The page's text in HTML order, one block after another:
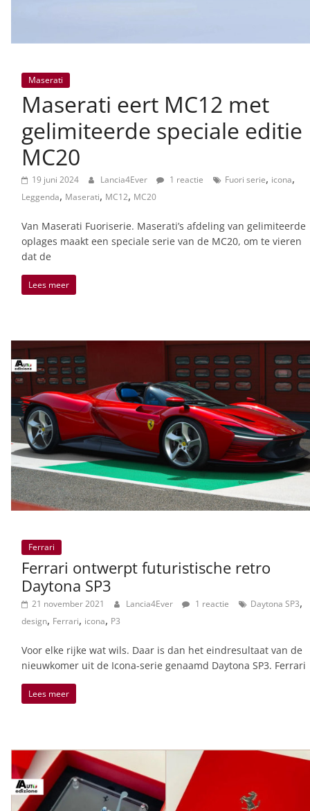
Maserati
Maserati eert MC12 met
gelimiteerde speciale editie
MC20
19 juni 2024 Lancia4Ever 1 reactie Fuori serie, icona,
Leggenda, Maserati, MC12, MC20
Van Maserati Fuoriserie. Maserati’s afdeling van gelimiteerde
oplages maakt een speciale serie van de MC20, om te vieren
dat de
Lees meer
Ferrari
Ferrari ontwerpt futuristische retro
Daytona SP3
21 november 2021 Lancia4Ever 1 reactie Daytona SP3,
design, Ferrari, icona, P3
Voor elke rijke wat wils. Daar is dan het eindresultaat van de
nieuwkomer uit de Icona-serie genaamd Daytona SP3. Ferrari
Lees meer